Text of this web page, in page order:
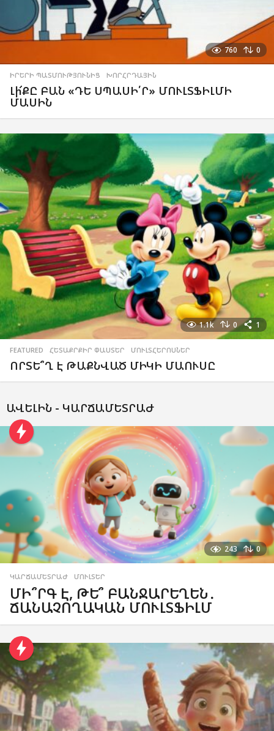
760 0
ԻՐԵՐԻ ՊԱՏՄՈՒԹՅՈՒՆԻՑ ,ԽՈՐՀՐԴԱՅԻՆ
Լի՜ՔԸ ԲԱՆ «ԴԵ ՍՊԱՍԻ՛Ր» ՄՈՒԼՏՖԻԼՄԻ
ՄԱՍԻՆ
1.1k 0 1
FEATURED ,ՀԵՏԱՔՐՔԻՐ ՓԱՍՏԵՐ ,ՄՈՒԼՏՀԵՐՈՍՆԵՐ
ՈՐՏԵ՞Ղ Է ԹԱՔՆՎԱԾ ՄԻԿԻ ՄԱՈՒՍԸ
ԱՎԵԼԻՆ - ԿԱՐՃԱՄԵՏՐԱԺ
243 0
ԿԱՐՃԱՄԵՏՐԱԺ ,ՄՈՒԼՏԵՐ
ՄԻ՞ՐԳ Է, ԹԵ՞ ԲԱՆՋԱՐԵՂԵՆ․
ՃԱՆԱՉՈՂԱԿԱՆ ՄՈՒԼՏՖԻԼՄ